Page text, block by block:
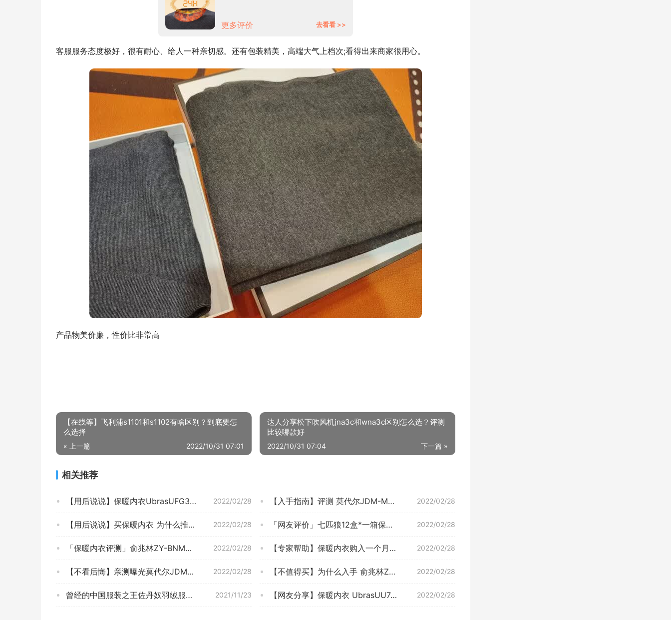
更多评价
去看看 >>
客服服务态度极好，很有耐心、给人一种亲切感。还有包装精美，高端大气上档次;看得出来商家很用心。
产品物美价廉，性价比非常高
【在线等】飞利浦s1101和s1102有啥区别？到底要怎
么选择
« 上一篇 2022/10/31 07:01
达人分享松下吹风机jna3c和wna3c区别怎么选？评测
比较哪款好
下一篇 »
2022/10/31 07:04
相关推荐
2022/02/28
【用后说说】保暖内衣UbrasUFG31021怎么样的质量，评测为什么这样？ 2022/02/28
【入手指南】评测 莫代尔JDM-MN219021 的质量怎么样，保暖内衣用完一个月后悔吗？
2022/02/28
【用后说说】买保暖内衣 为什么推荐 南极人保暖内衣？评测质量怎么样？真的好吗！ 2022/02/28
「网友评价」七匹狼12盒*一箱保暖内衣怎么样评测质量值得买吗？
2022/02/28
「保暖内衣评测」俞兆林ZY-BNM007评价怎么样说？质量不好吗 2022/02/28
【专家帮助】保暖内衣购入一个月后悔了？真实测评 浪莎羊毛护膝保暖裤 质量怎么样，必看！
2022/02/28
【不看后悔】亲测曝光莫代尔JDM-MN219020 保暖内衣质量怎么样？全方位评测分享! 2022/02/28
【不值得买】为什么入手 俞兆林ZY-BNM005 后感觉亏了？这款保暖内衣质量到底怎么样？
2021/11/23
曾经的中国服装之王佐丹奴羽绒服现在如何了 2022/02/28
【网友分享】保暖内衣 UbrasUU74101保暖内衣 效果怎么样？为什么评价这样说？求测评！